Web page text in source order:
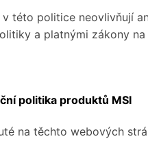
v této politice neovlivňují
a platnými zákony
politika produktů MSI
na těchto webových